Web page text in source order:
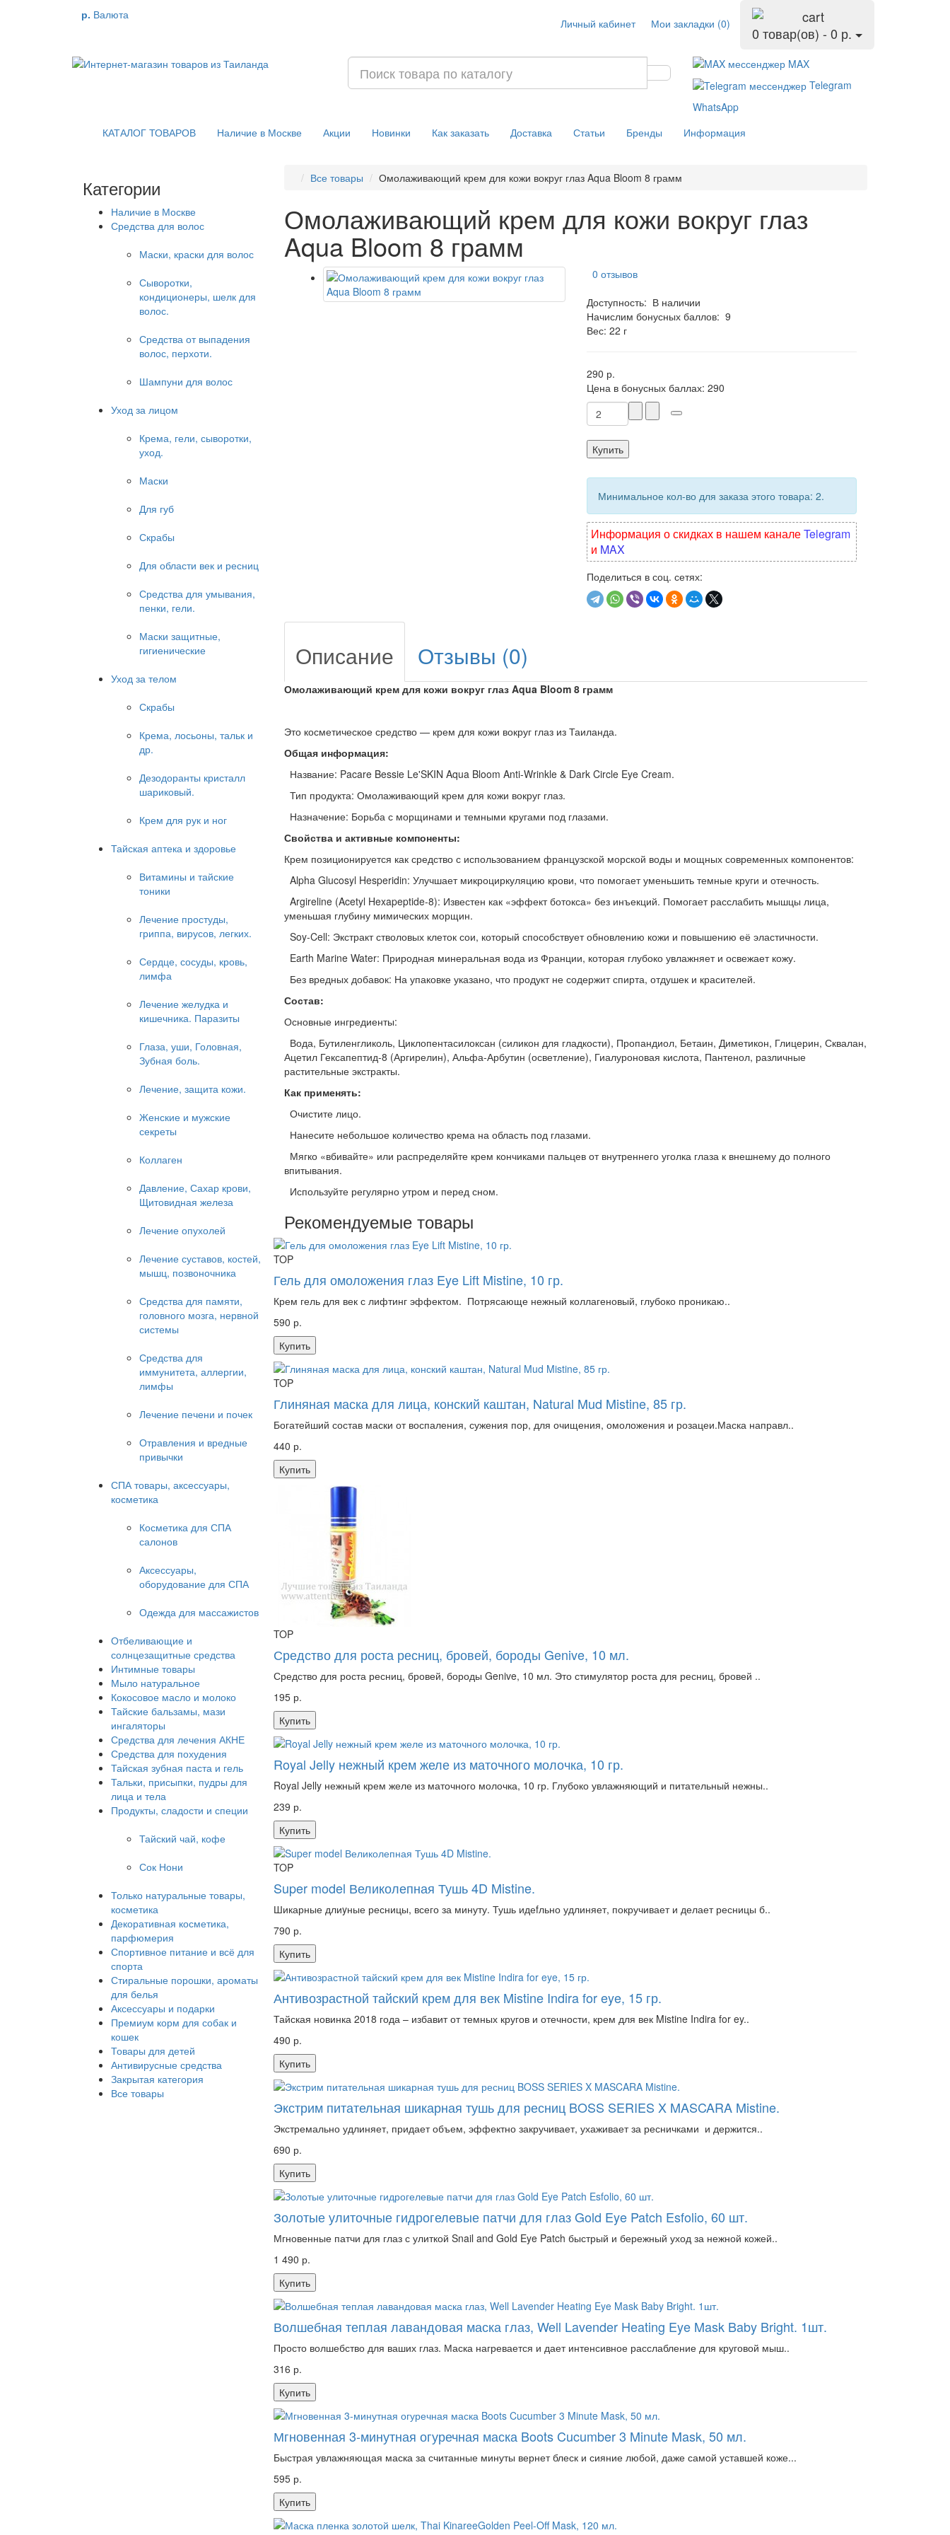
р. Валюта
Личный кабинет Мои закладки (0)
0 товар(ов) - 0 р.
MAX
Telegram
WhatsApp
КАТАЛОГ ТОВАРОВ
Наличие в Москве Акции Новинки Как заказать Доставка Статьи Бренды Информация
Категории
Наличие в Москве
Средства для волос
Маски, краски для волос
Сыворотки,
кондиционеры, шелк для
волос.
Средства от выпадения
волос, перхоти.
Шампуни для волос
Уход за лицом
Крема, гели, сыворотки,
уход.
Маски
Для губ
Скрабы
Для области век и ресниц
Средства для умывания,
пенки, гели.
Маски защитные,
гигиенические
Уход за телом
Скрабы
Крема, лосьоны, тальк и
др.
Дезодоранты кристалл
шариковый.
Крем для рук и ног
Тайская аптека и здоровье
Витамины и тайские
тоники
Лечение простуды,
гриппа, вирусов, легких.
Сердце, сосуды, кровь,
лимфа
Лечение желудка и
кишечника. Паразиты
Глаза, уши, Головная,
Зубная боль.
Лечение, защита кожи.
Женские и мужские
секреты
Коллаген
Давление, Сахар крови,
Щитовидная железа
Лечение опухолей
Лечение суставов, костей,
мышц, позвоночника
Средства для памяти,
головного мозга, нервной
системы
Средства для
иммунитета, аллергии,
лимфы
Лечение печени и почек
Отравления и вредные
привычки
СПА товары, аксессуары,
косметика
Косметика для СПА
салонов
Аксессуары,
оборудование для СПА
Одежда для массажистов
Отбеливающие и
солнцезащитные средства
Интимные товары
Мыло натуральное
Кокосовое масло и молоко
Тайские бальзамы, мази
ингаляторы
Средства для лечения АКНЕ
Средства для похудения
Тайская зубная паста и гель
Тальки, присыпки, пудры для
лица и тела
Продукты, сладости и специи
Тайский чай, кофе
Сок Нони
Только натуральные товары,
косметика
Декоративная косметика,
парфюмерия
Спортивное питание и всё для
спорта
Стиральные порошки, ароматы
для белья
Аксессуары и подарки
Премиум корм для собак и
кошек
Товары для детей
Антивирусные средства
Закрытая категория
Все товары
Все товары Омолаживающий крем для кожи вокруг глаз Aqua Bloom 8 грамм
Омолаживающий крем для кожи вокруг глаз
Aqua Bloom 8 грамм
0 отзывов
Доступность: В наличии
Начислим бонусных баллов: 9
Вес: 22 г
290 р.
Цена в бонусных баллах: 290
Купить
Минимальное кол-во для заказа этого товара: 2.
Информация о скидках в нашем каналеTelegram
и MAX
Поделиться в соц. сетях:
Описание Отзывы (0)
Омолаживающий крем для кожи вокруг глаз Aqua Bloom 8 грамм
Это косметическое средство — крем для кожи вокруг глаз из Таиланда.
Общая информация:
Название: Pacare Bessie Le'SKIN Aqua Bloom Anti-Wrinkle & Dark Circle Eye Cream.
Тип продукта: Омолаживающий крем для кожи вокруг глаз.
Назначение: Борьба с морщинами и темными кругами под глазами.
Свойства и активные компоненты:
Крем позиционируется как средство с использованием французской морской воды и мощных современных компонентов:
Alpha Glucosyl Hesperidin: Улучшает микроциркуляцию крови, что помогает уменьшить темные круги и отечность.
Argireline (Acetyl Hexapeptide-8): Известен как «эффект ботокса» без инъекций. Помогает расслабить мышцы лица,
уменьшая глубину мимических морщин.
Soy-Cell: Экстракт стволовых клеток сои, который способствует обновлению кожи и повышению её эластичности.
Earth Marine Water: Природная минеральная вода из Франции, которая глубоко увлажняет и освежает кожу.
Без вредных добавок: На упаковке указано, что продукт не содержит спирта, отдушек и красителей.
Состав:
Основные ингредиенты:
Вода, Бутиленгликоль, Циклопентасилоксан (силикон для гладкости), Пропандиол, Бетаин, Диметикон, Глицерин, Сквалан,
Ацетил Гексапептид-8 (Аргирелин), Альфа-Арбутин (осветление), Гиалуроновая кислота, Пантенол, различные
растительные экстракты.
Как применять:
Очистите лицо.
Нанесите небольшое количество крема на область под глазами.
Мягко «вбивайте» или распределяйте крем кончиками пальцев от внутреннего уголка глаза к внешнему до полного
впитывания.
Используйте регулярно утром и перед сном.
Рекомендуемые товары
TOP
Гель для омоложения глаз Eye Lift Mistine, 10 гр.
Крем гель для век с лифтинг эффектом. Потрясающе нежный коллагеновый, глубоко проникаю..
590 р.
Купить
TOP
Глиняная маска для лица, конский каштан, Natural Mud Mistine, 85 гр.
Богатейший состав маски от воспаления, сужения пор, для очищения, омоложения и розацеи.Маска направл..
440 р.
Купить
TOP
Средство для роста ресниц, бровей, бороды Genive, 10 мл.
Средство для роста ресниц, бровей, бороды Genive, 10 мл. Это стимулятор роста для ресниц, бровей ..
195 р.
Купить
Royal Jelly нежный крем желе из маточного молочка, 10 гр.
Royal Jelly нежный крем желе из маточного молочка, 10 гр. Глубоко увлажняющий и питательный нежны..
239 р.
Купить
TOP
Super model Великолепная Тушь 4D Mistine.
Шикарные длиyные ресницы, всего за минуту. Тушь идеfльно удлиняет, покручивает и делает ресницы б..
790 р.
Купить
Антивозрастной тайский крем для век Mistine Indira for eye, 15 гр.
Тайская новинка 2018 года – избавит от темных кругов и отечности, крем для век Mistine Indira for ey..
490 р.
Купить
Экстрим питательная шикарная тушь для ресниц BOSS SERIES X MASCARA Mistine.
Экстремально удлиняет, придает объем, эффектно закручивает, ухаживает за ресничками и держится..
690 р.
Купить
Золотые улиточные гидрогелевые патчи для глаз Gold Eye Patch Esfolio, 60 шт.
Мгновенные патчи для глаз с улиткой Snail and Gold Eye Patch быстрый и бережный уход за нежной кожей..
1 490 р.
Купить
Волшебная теплая лавандовая маска глаз, Well Lavender Heating Eye Mask Baby Bright. 1шт.
Просто волшебство для ваших глаз. Маска нагревается и дает интенсивное расслабление для круговой мыш..
316 р.
Купить
Мгновенная 3-минутная огуречная маска Boots Cucumber 3 Minute Mask, 50 мл.
Быстрая увлажняющая маска за считанные минуты вернет блеск и сияние любой, даже самой уставшей коже...
595 р.
Купить